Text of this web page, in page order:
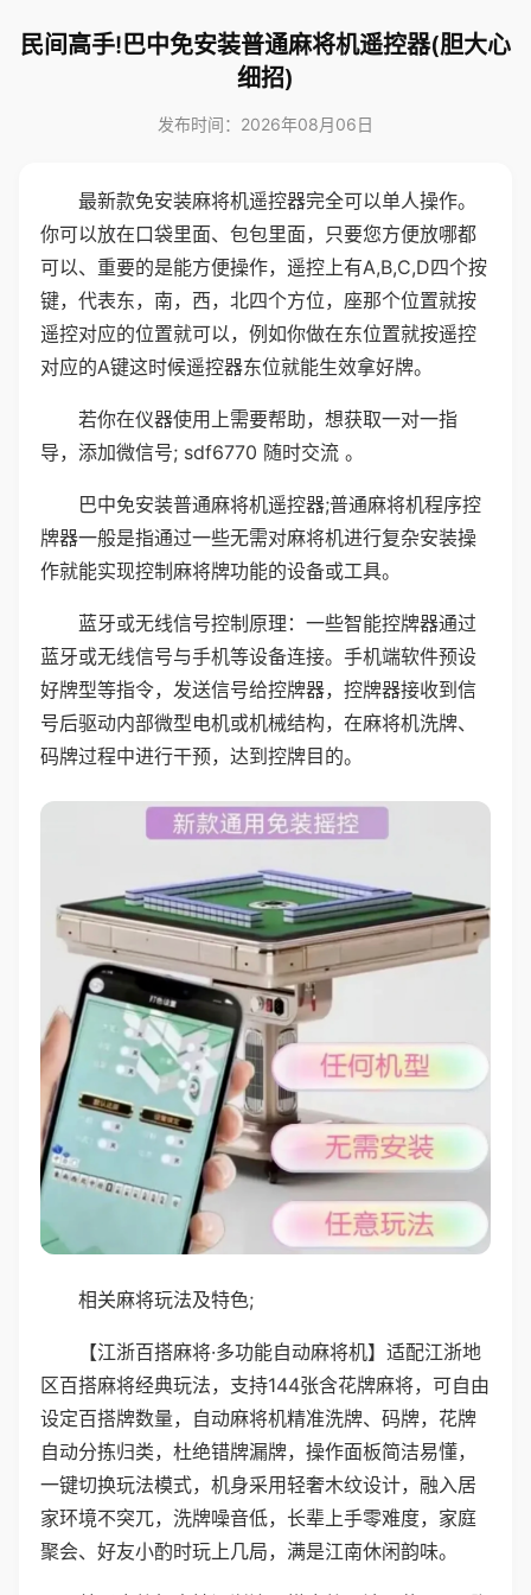
民间高手!巴中免安装普通麻将机遥控器(胆大心
细招)
发布时间：2026年08月06日
最新款免安装麻将机遥控器完全可以单人操作。
你可以放在口袋里面、包包里面，只要您方便放哪都
可以、重要的是能方便操作，遥控上有A,B,C,D四个按
键，代表东，南，西，北四个方位，座那个位置就按
遥控对应的位置就可以，例如你做在东位置就按遥控
对应的A键这时候遥控器东位就能生效拿好牌。
若你在仪器使用上需要帮助，想获取一对一指
导，添加微信号; sdf6770 随时交流 。
巴中免安装普通麻将机遥控器;普通麻将机程序控
牌器一般是指通过一些无需对麻将机进行复杂安装操
作就能实现控制麻将牌功能的设备或工具。
蓝牙或无线信号控制原理：一些智能控牌器通过
蓝牙或无线信号与手机等设备连接。手机端软件预设
好牌型等指令，发送信号给控牌器，控牌器接收到信
号后驱动内部微型电机或机械结构，在麻将机洗牌、
码牌过程中进行干预，达到控牌目的。
相关麻将玩法及特色;
【江浙百搭麻将·多功能自动麻将机】适配江浙地
区百搭麻将经典玩法，支持144张含花牌麻将，可自由
设定百搭牌数量，自动麻将机精准洗牌、码牌，花牌
自动分拣归类，杜绝错牌漏牌，操作面板简洁易懂，
一键切换玩法模式，机身采用轻奢木纹设计，融入居
家环境不突兀，洗牌噪音低，长辈上手零难度，家庭
聚会、好友小酌时玩上几局，满是江南休闲韵味。